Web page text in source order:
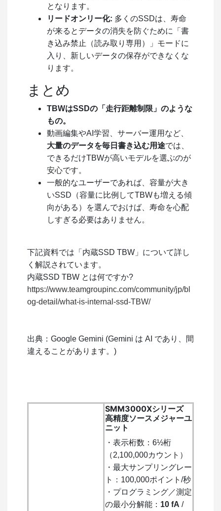
となります。
リードオンリー化: 多くのSSDは、寿命
が来るとデータの消失を防ぐために「書
き込み禁止（読み取り専用）」モードに
入り、新しいデータの保存ができなくな
ります。
まとめ
TBWはSSDの「走行距離制限」のような
もの。
動画編集やAI学習、サーバー運用など、
大量のデータを毎日書き込む用途では、
できるだけTBWが高いモデルを選ぶのが
安心です。
一般的なユーザーであれば、容量が大き
いSSD（容量に比例してTBWも増える傾
向がある）を選んでおけば、寿命を心配
しすぎる必要はありません。
下記資料では「内蔵SSD TBW」について詳し
く解説されています。
内蔵SSD TBW とは何ですか?
https://www.teamgroupinc.com/community/jp/bl
og-detail/what-is-internal-ssd-TBW/
出典：Google Gemini (Gemini は AI であり、間
違えることがあります。)
SMM3000Xシリーズ
高精度ソースメジャーユ
ニット
・表示桁数：6½桁
（2,100,000カウント）
・最大サンプリングレー
ト：100,000ポイント/秒
・プログラミング／測定
の最小分解能： 10 fA /